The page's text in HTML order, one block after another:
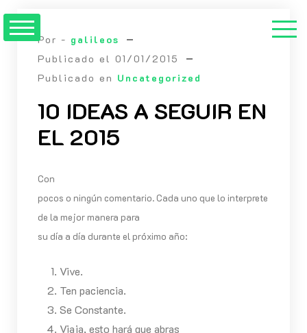
contenido
Por - galileos
Publicado el 01/01/2015
Publicado en Uncategorized
10 IDEAS A SEGUIR EN
EL 2015
Con
pocos o ningún comentario. Cada uno que lo interprete
de la mejor manera para
su día a día durante el próximo año:
Vive.
Ten paciencia.
Se Constante.
Viaja, esto hará que abras